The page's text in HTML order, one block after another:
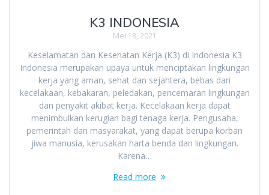
K3 INDONESIA
Mei 18, 2021
Keselamatan dan Kesehatan Kerja (K3) di Indonesia K3
Indonesia merupakan upaya untuk menciptakan lingkungan
kerja yang aman, sehat dan sejahtera, bebas dari
kecelakaan, kebakaran, peledakan, pencemaran lingkungan
dan penyakit akibat kerja. Kecelakaan kerja dapat
menimbulkan kerugian bagi tenaga kerja. Pengusaha,
pemerintah dan masyarakat, yang dapat berupa korban
jiwa manusia, kerusakan harta benda dan lingkungan.
Karena…
Read more